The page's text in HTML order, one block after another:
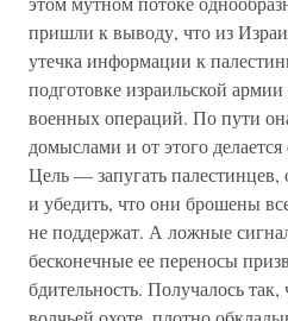
пришли к выводу, что из
утечка информации к
подготовке израильской
военных операций. По пути
домыслами и от этого
Цель — запугать палестинцев,
и убедить, что они брошены
не поддержат. А ложные
бесконечные ее переносы
бдительность. Получалось